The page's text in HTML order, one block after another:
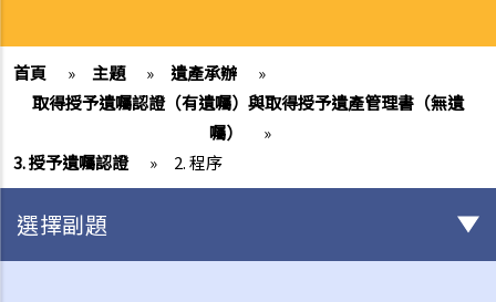
首頁 » 主題 » 遺產承辦
»
取得授予遺囑認證（有遺囑）與取得授予遺產管理書（無遺
囑）
»
3. 授予遺囑認證
» 2. 程序
選擇副題